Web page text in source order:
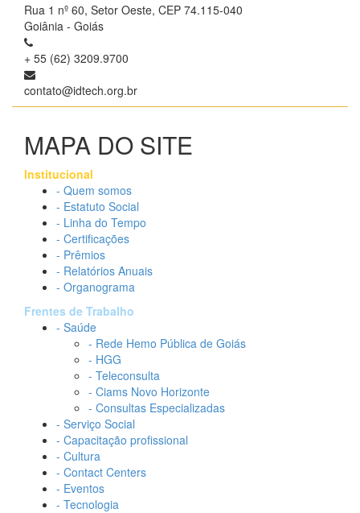
Rua 1 nº 60, Setor Oeste, CEP 74.115-040
Goiânia - Goiás
+ 55 (62) 3209.9700
contato@idtech.org.br
MAPA DO SITE
Institucional
- Quem somos
- Estatuto Social
- Linha do Tempo
- Certificações
- Prêmios
- Relatórios Anuais
- Organograma
Frentes de Trabalho
- Saúde
- Rede Hemo Pública de Goiás
- HGG
- Teleconsulta
- Ciams Novo Horizonte
- Consultas Especializadas
- Serviço Social
- Capacitação profissional
- Cultura
- Contact Centers
- Eventos
- Tecnologia